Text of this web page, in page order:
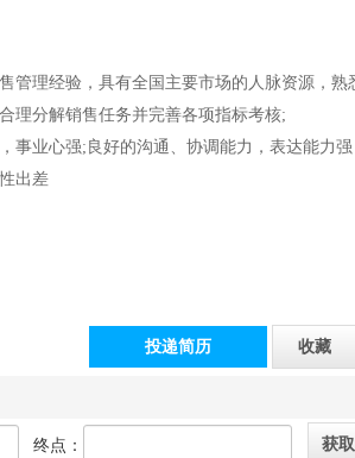
管理经验，具有全国主要市场的人脉资源，
理分解销售任务并完善各项指标考核;
事业心强;良好的沟通、协调能力，表达能力
出差
投递简历 收藏
丽港中心酒店式公寓1座17层01号
终点：